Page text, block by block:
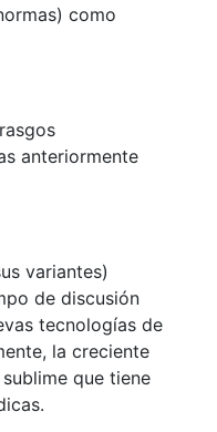
como
anteriormente
variantes)
de discusión
tecnologías de
la creciente
que tiene